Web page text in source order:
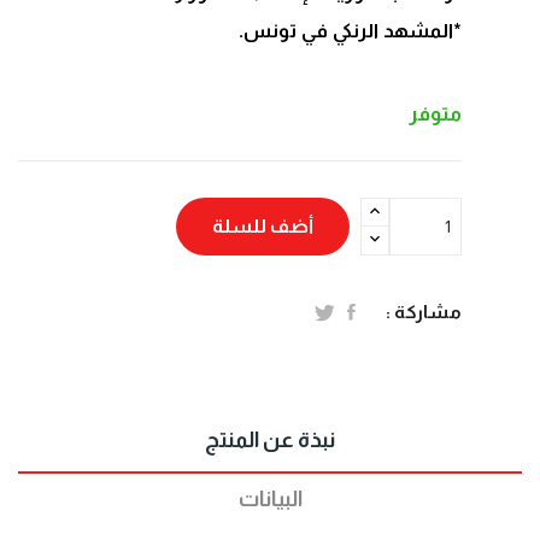
*المشهد الرنكي في تونس.
متوفر
أضف للسلة
مشاركة :
نبذة عن المنتج
البيانات